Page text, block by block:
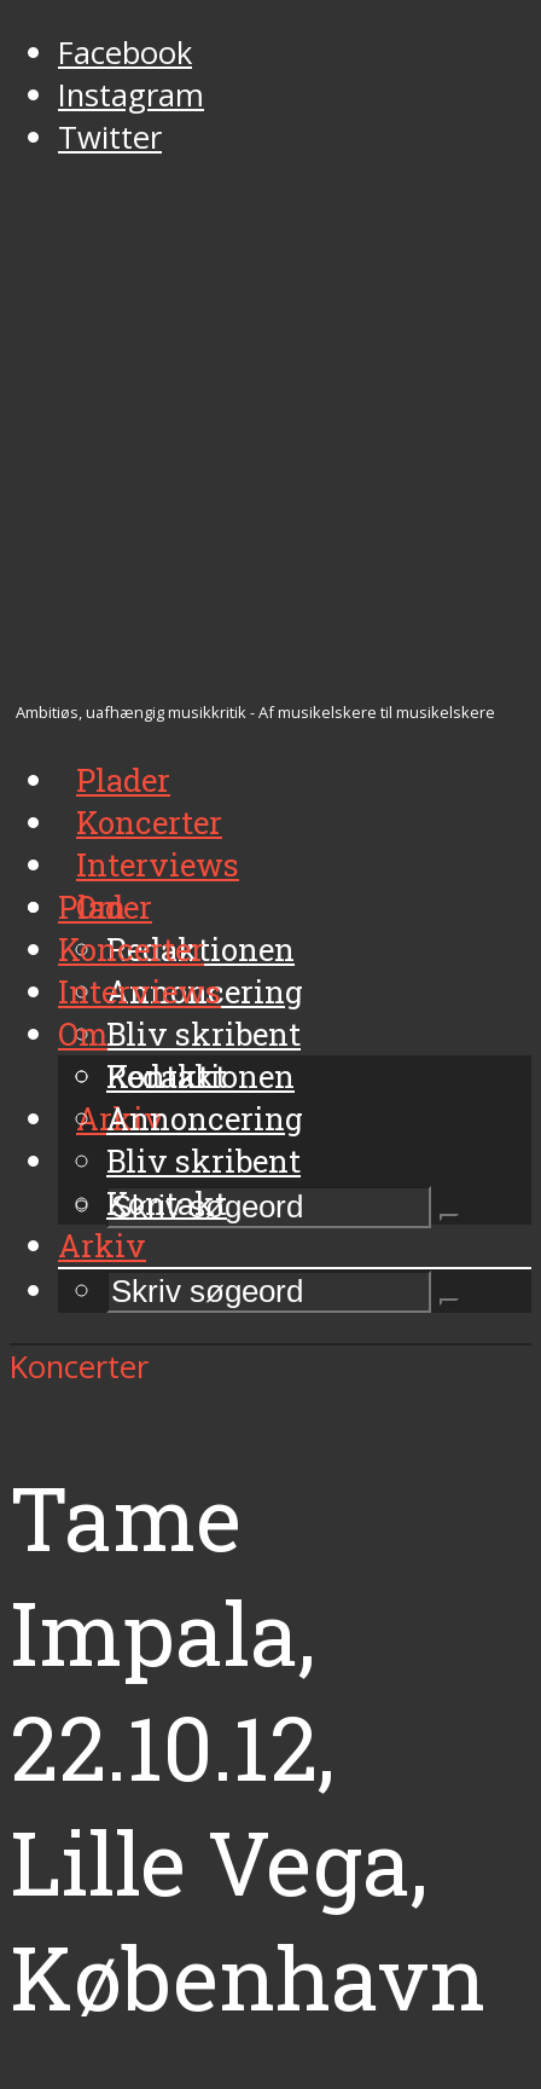
Facebook
Instagram
Twitter
Ambitiøs, uafhængig musikkritik - Af musikelskere til musikelskere
Plader
Koncerter
Interviews
Om
Redaktionen
Annoncering
Bliv skribent
Kontakt
Arkiv
Plader
Koncerter
Interviews
Om
Redaktionen
Annoncering
Bliv skribent
Kontakt
Arkiv
Koncerter
Tame
Impala,
22.10.12,
Lille Vega,
København